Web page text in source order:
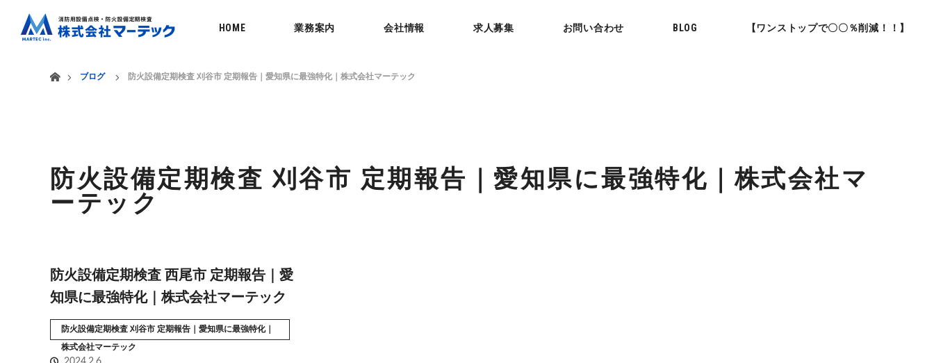
HOME 業務案内 会社情報 求人募集 お問い合わせ BLOG 【ワンストップで〇〇％削減！！】
ブログ
防火設備定期検査 刈谷市 定期報告｜愛知県に最強特化｜株式会社マーテック
防火設備定期検査 刈谷市 定期報告｜愛知県に最強特化｜株式会社マ
ーテック
防火設備定期検査 西尾市 定期報告｜愛
知県に最強特化｜株式会社マーテック
防火設備定期検査 刈谷市 定期報告｜愛知県に最強特化｜
株式会社マーテック